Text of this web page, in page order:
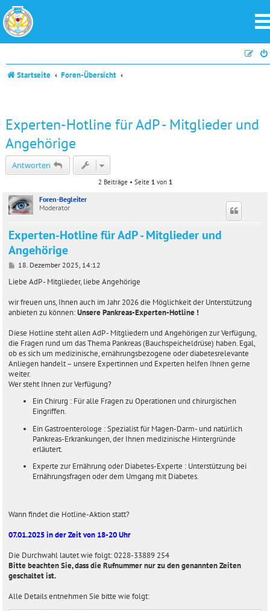
Startseite Foren-Übersicht
Experten-Hotline für AdP - Mitglieder und
Angehörige
Antworten
2 Beiträge • Seite 1 von 1
Foren-Begleiter
Moderator
Experten-Hotline für AdP - Mitglieder und
Angehörige
B
i
r
a
g
18. Dezember 2025, 14:12
Liebe AdP - Mitglieder, liebe Angehörige
wir freuen uns, Ihnen auch im Jahr 2026 die Möglichkeit der Unterstützung
anbieten zu können:Unsere Pankreas-Experten-Hotline !
Diese Hotline steht allen AdP - Mitgliedern und Angehörigen zur Verfügung,
die Fragen rund um das Thema Pankreas (Bauchspeicheldrüse) haben. Egal,
ob es sich um medizinische, ernährungsbezogene oder diabetesrelevante
Anliegen handelt – unsere Expertinnen und Experten helfen Ihnen gerne
weiter.
Wer steht Ihnen zur Verfügung?
Ein Chirurg : Für alle Fragen zu Operationen und chirurgischen
Eingriffen.
Ein Gastroenterologe : Spezialist für Magen-Darm- und natürlich
Pankreas-Erkrankungen, der Ihnen medizinische Hintergründe
erläutert.
Experte zur Ernährung oder Diabetes-Experte : Unterstützung bei
Ernährungsfragen oder dem Umgang mit Diabetes.
Wann findet die Hotline-Aktion statt?
07.01.2025 in der Zeit von 18-20 Uhr
Die Durchwahl lautet wie folgt: 0228-33889 254
Bitte beachten Sie, dass die Rufnummer nur zu den genannten Zeiten
geschaltet ist.
Alle Details entnehmen Sie bitte wie folgt: